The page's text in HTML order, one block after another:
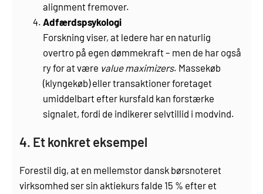
alignment fremover.
Adfærdspsykologi
Forskning viser, at ledere har en naturlig
overtro på egen dømmekraft – men de har også
ry for at være value maximizers. Massekøb
(klyngekøb) eller transaktioner foretaget
umiddelbart efter kursfald kan forstærke
signalet, fordi de indikerer selvtillid i modvind.
4. Et konkret eksempel
Forestil dig, at en mellemstor dansk børsnoteret
virksomhed ser sin aktiekurs falde 15 % efter et